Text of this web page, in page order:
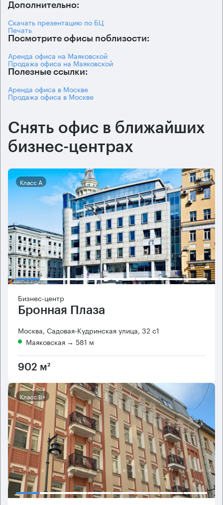
Дополнительно:
Скачать презентацию по БЦ
Печать
Посмотрите офисы поблизости:
Аренда офиса на Маяковской
Продажа офиса на Маяковской
Полезные ссылки:
Аренда офиса в Москве
Продажа офиса в Москве
Снять офис в ближайших
бизнес-центрах
Класс А
Бизнес-центр
Бронная Плаза
Москва, Садовая-Кудринская улица, 32 с1
Маяковская → 581 м
902 м²
Класс B+